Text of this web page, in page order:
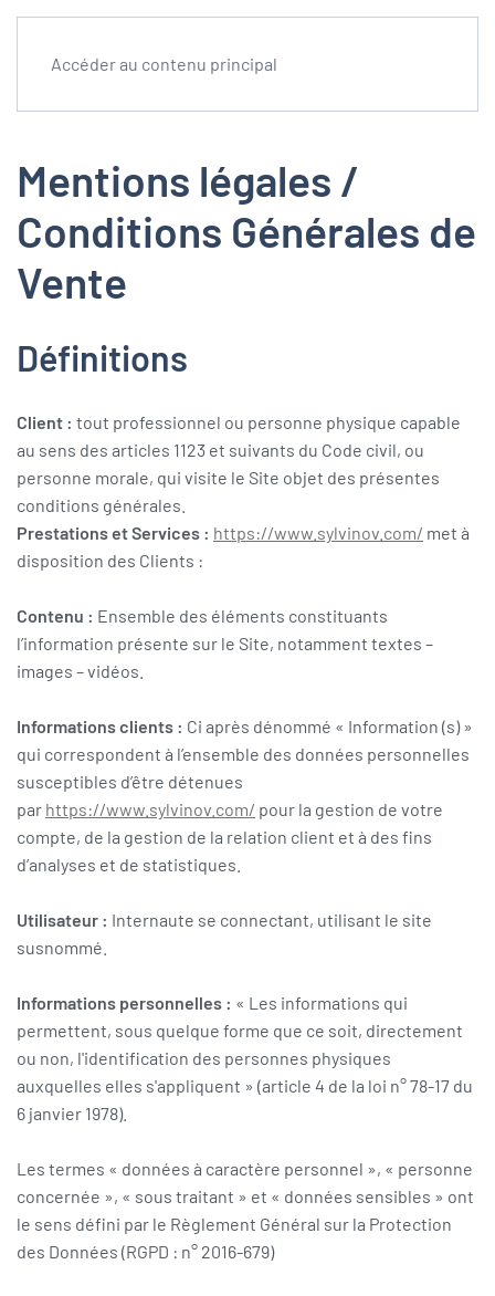
Accéder au contenu principal
Mentions légales /
Conditions Générales de
Vente
Définitions
Client : tout professionnel ou personne physique capable
au sens des articles 1123 et suivants du Code civil, ou
personne morale, qui visite le Site objet des présentes
conditions générales.
Prestations et Services : https://www.sylvinov.com/ met à
disposition des Clients :
Contenu : Ensemble des éléments constituants
l’information présente sur le Site, notamment textes –
images – vidéos.
Informations clients : Ci après dénommé « Information (s) »
qui correspondent à l’ensemble des données personnelles
susceptibles d’être détenues
par https://www.sylvinov.com/ pour la gestion de votre
compte, de la gestion de la relation client et à des fins
d’analyses et de statistiques.
Utilisateur : Internaute se connectant, utilisant le site
susnommé.
Informations personnelles : « Les informations qui
permettent, sous quelque forme que ce soit, directement
ou non, l'identification des personnes physiques
auxquelles elles s'appliquent » (article 4 de la loi n° 78-17 du
6 janvier 1978).
Les termes « données à caractère personnel », « personne
concernée », « sous traitant » et « données sensibles » ont
le sens défini par le Règlement Général sur la Protection
des Données (RGPD : n° 2016-679)